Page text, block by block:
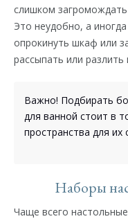
слишком
Это неудобно, а
опрокинуть шкаф или
рассыпать или
Важно! Подбирать
для ванной стоит в
пространства для
Наборы
Чаще всего